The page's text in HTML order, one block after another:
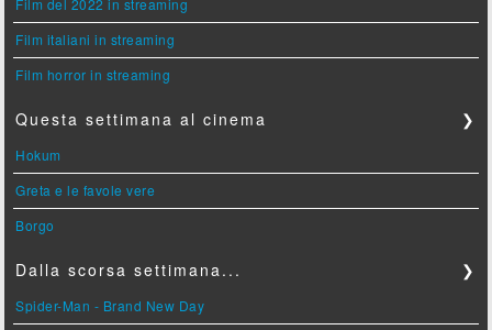
Film del 2022 in streaming
Film italiani in streaming
Film horror in streaming
Questa settimana al cinema ❯
Hokum
Greta e le favole vere
Borgo
Dalla scorsa settimana... ❯
Spider-Man - Brand New Day